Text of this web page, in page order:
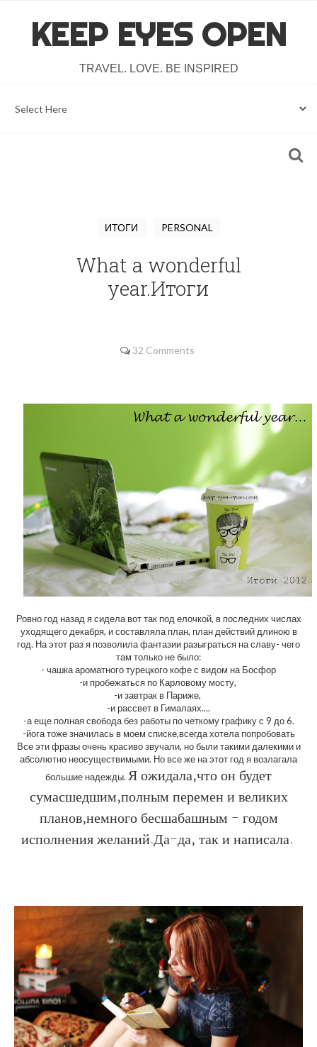
KEEP EYES OPEN
TRAVEL. LOVE. BE INSPIRED
ИТОГИ PERSONAL
What a wonderful
year.Итоги
32 Comments
Ровно год назад я сидела вот так под елочкой, в последних числах
уходящего декабря, и составляла план, план действий длиною в
год. На этот раз я позволила фантазии разыграться на славу- чего
там только не было:
- чашка ароматного турецкого кофе с видом на Босфор
-и пробежаться по Карловому мосту,
-и завтрак в Париже,
-и рассвет в Гималаях....
-а еще полная свобода без работы по четкому графику с 9 до 6.
-йога тоже значилась в моем списке,всегда хотела попробовать
Все эти фразы очень красиво звучали, но были такими далекими и
абсолютно неосуществимыми. Но все же на этот год я возлагала
большие надежды. Я ожидала,что он будет
сумасшедшим,полным перемен и великих
планов,немного бесшабашным - годом
исполнения желаний.Да-да, так и написала.